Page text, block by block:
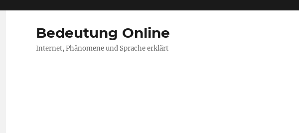
Bedeutung Online
Internet, Phänomene und Sprache erklärt